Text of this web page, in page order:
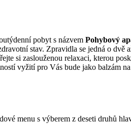
pobyt s názvem Pohybový
stav. Zpravidla se jedná o
si zaslouženou relaxaci, kterou
vyžití pro Vás bude jako balzám
menu s výberem z deseti druhů